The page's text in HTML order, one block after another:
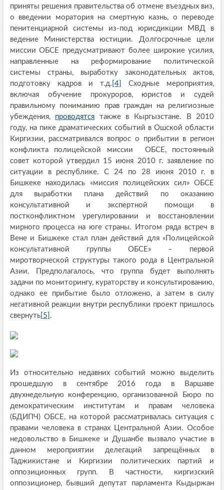
приняты решения правительства об отмене въездных виз,
о введении моратория на смертную казнь, о переводе
пенитенциарной системы из-под юрисдикции МВД в
ведение Министерства юстиции. Долгосрочные цели
миссии ОБСЕ предусматривают более широкие усилия,
направленные на реформирование политической
системы страны, выработку законодательных актов,
подготовку кадров и т.д. [4]
Сходные мероприятия,
включая обучение прокуроров, юристов и судей
правильному пониманию прав граждан на религиозные
убеждения, проводятся также в Кыргызстане. В 2010
году, на пике драматических событий в Ошской области
Киргизии, рассматривался вопрос о прибытии в регион
конфликта полицейской миссии ОБСЕ, постоянный
совет которой утвердил 15 июня 2010 г. заявление по
ситуации в республике. С 24 по 28 июня 2010 г. в
Бишкеке находилась «миссия полицейских сил» ОБСЕ
для выработки плана действий по оказанию
консультативной и экспертной помощи в
постконфликтном урегулировании и восстановлении
мирного процесса на юге страны. Итогом ряда встреч в
Вене и Бишкеке стал план действий для «Полицейской
консультативной группы ОБСЕ» – первой
миротворческой структуры такого рода в Центральной
Азии. Предполагалось, что группа будет выполнять
задачи по мониторингу, кураторству и консультированию,
однако ее прибытие было отложено, а затем в силу
негативной реакции внутри республики проект пришлось
свернуть[5] .
Из относительно недавних событий можно выделить
прошедшую в сентябре 2016 года в Варшаве
двухнедельную конференцию, организованной Бюро по
демократическим институтам и правам человека
(БДИПЧ) ОБСЕ, на которой рассматривалась ситуация с
правами человека в странах Центральной Азии. Особое
недовольство в Бишкеке и Душанбе вызвало участие в
данном мероприятии делегаций запрещённых в
Таджикистане и Киргизии политических партий и
оппозиционных групп. В частности, киргизский
оппозиционер, бывший депутат парламента Кыдыржан